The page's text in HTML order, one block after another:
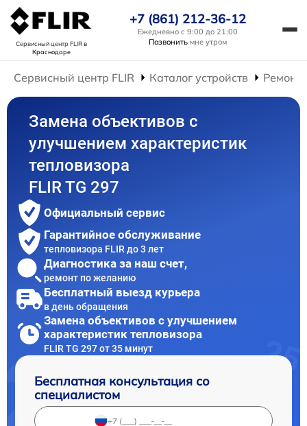
Сервисный центр FLIRв
Краснодаре
+7 (861) 212-36-12
Ежедневно с 9:00 до 21:00
Позвонить мне утром
Сервисный центр FLIR Каталог устройств Ремонт
Замена объективов с
улучшением характеристик
тепловизора
FLIR TG 297
Официальный сервис
Гарантийное обслуживание
тепловизора FLIR до 3 лет
Диагностика за наш счет,
ремонт по желанию
Бесплатный выезд курьера
в день обращения
Замена объективов с улучшением
характеристик тепловизора
FLIR TG 297 от 35 минут
Бесплатная консультация со
специалистом